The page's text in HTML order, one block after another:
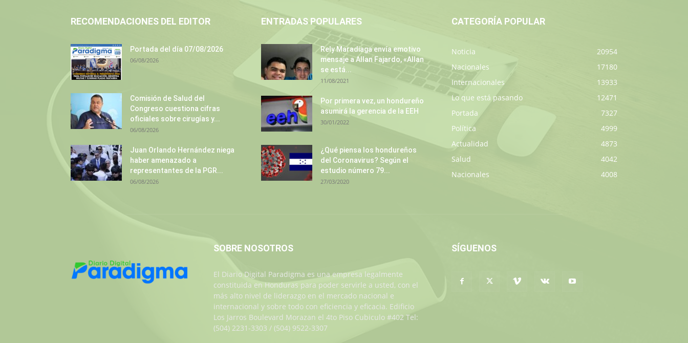
RECOMENDACIONES DEL EDITOR
Portada del día 07/08/2026
06/08/2026
Comisión de Salud del
Congreso cuestiona cifras
oficiales sobre cirugías y...
06/08/2026
Juan Orlando Hernández niega
haber amenazado a
representantes de la PGR...
06/08/2026
ENTRADAS POPULARES
Rely Maradiaga envía emotivo
mensaje a Allan Fajardo, «Allan
se está...
11/08/2021
Por primera vez, un hondureño
asumirá la gerencia de la EEH
30/01/2022
¿Qué piensa los hondureños
del Coronavirus? Según el
estudio número 79...
27/03/2020
CATEGORÍA POPULAR
Noticia
20954
Nacionales
17180
Internacionales
13933
Lo que está pasando
12471
Portada
7327
Política
4999
Actualidad
4873
Salud
4042
Nacionales
4008
SOBRE NOSOTROS
El Diario Digital Paradigma es una empresa legalmente
constituida en Honduras para poder servirle a usted, con el
más alto nivel de liderazgo en el mercado nacional e
internacional y sobre todo con eficiencia y eficacia. Edificio
Los Jarros Boulevard Morazan el 4to Piso Cubiculo #402 Tel:
(504) 2231-3303 / (504) 9522-3307
SÍGUENOS